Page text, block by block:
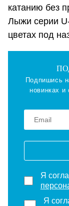
катанию без
Лыжи серии
цветах под
Подпишись
новинках
Я
Я